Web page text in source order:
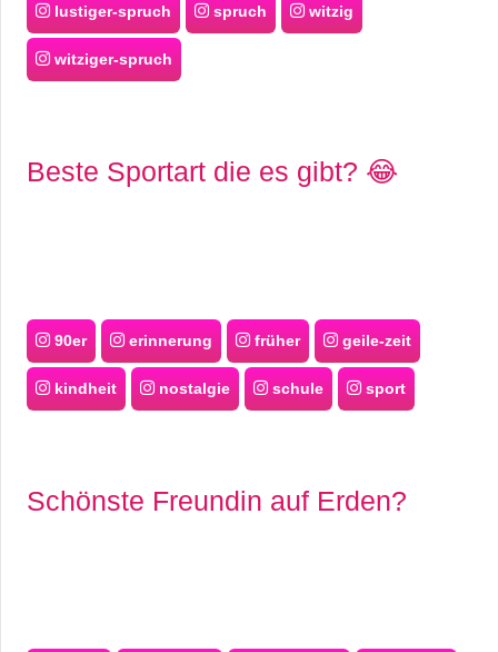
lustiger-spruch spruch witzig
witziger-spruch
Beste Sportart die es gibt? 😂
90er erinnerung früher geile-zeit
kindheit nostalgie schule sport
Schönste Freundin auf Erden?